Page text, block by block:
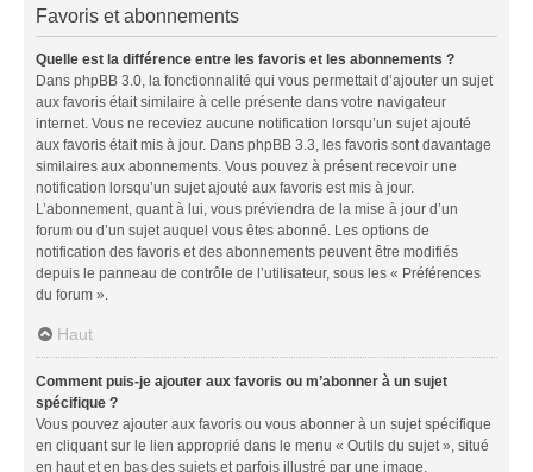
Favoris et abonnements
Quelle est la différence entre les favoris et les abonnements ?
Dans phpBB 3.0, la fonctionnalité qui vous permettait d’ajouter un sujet
aux favoris était similaire à celle présente dans votre navigateur
internet. Vous ne receviez aucune notification lorsqu’un sujet ajouté
aux favoris était mis à jour. Dans phpBB 3.3, les favoris sont davantage
similaires aux abonnements. Vous pouvez à présent recevoir une
notification lorsqu’un sujet ajouté aux favoris est mis à jour.
L’abonnement, quant à lui, vous préviendra de la mise à jour d’un
forum ou d’un sujet auquel vous êtes abonné. Les options de
notification des favoris et des abonnements peuvent être modifiés
depuis le panneau de contrôle de l’utilisateur, sous les « Préférences
du forum ».
Haut
Comment puis-je ajouter aux favoris ou m’abonner à un sujet
spécifique ?
Vous pouvez ajouter aux favoris ou vous abonner à un sujet spécifique
en cliquant sur le lien approprié dans le menu « Outils du sujet », situé
en haut et en bas des sujets et parfois illustré par une image.